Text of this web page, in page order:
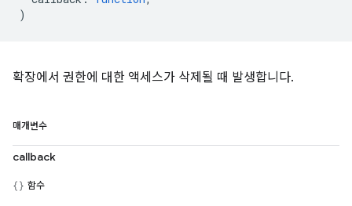
)
확장에서 권한에 대한 액세스가 삭제될 때 발생합니다.
매개변수
callback
함수